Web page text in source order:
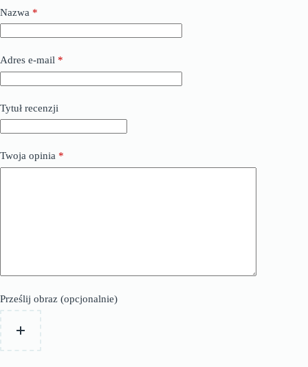
Nazwa *
Adres e-mail *
Tytuł recenzji
Twoja opinia *
Prześlij obraz (opcjonalnie)